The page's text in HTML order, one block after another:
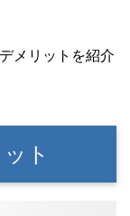
メリットを紹介
ト